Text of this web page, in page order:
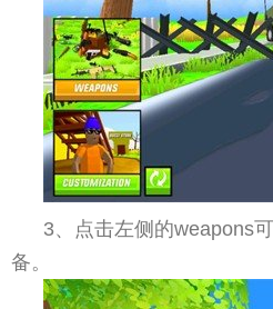
3、点击左侧的weapons
备。